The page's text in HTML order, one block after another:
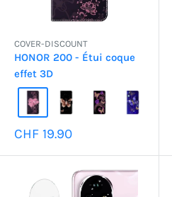
COVER-DISCOUNT
HONOR 200 - Étui coque
effet 3D
Prix
CHF 19.90